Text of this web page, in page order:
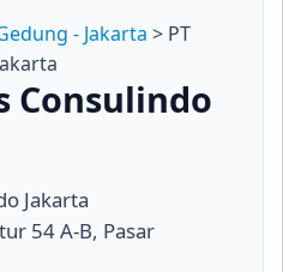
- Jakarta > PT
Consulindo
Jakarta
54 A-B, Pasar